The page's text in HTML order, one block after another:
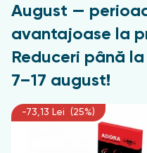
August —
avantajoase la
Reduceri până
7–17 august!
-73,13 Lei (25%)